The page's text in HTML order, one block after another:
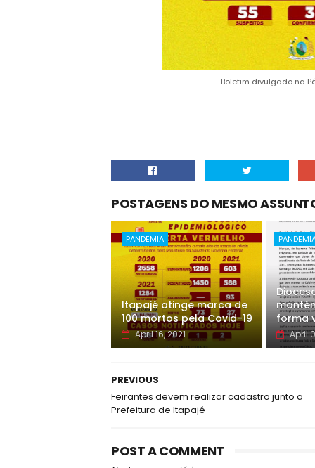
Boletim divulgado na
POSTAGENS DO MESMO
PANDEMIA
Itapajé atinge marca de
100 mortos pela Covid-19
April 16, 2021
forma
April
PREVIOUS
Feirantes devem realizar cadastro junto a
Prefeitura de Itapajé
POST A COMMENT